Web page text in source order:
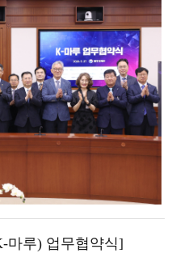
마루) 업무협약식]